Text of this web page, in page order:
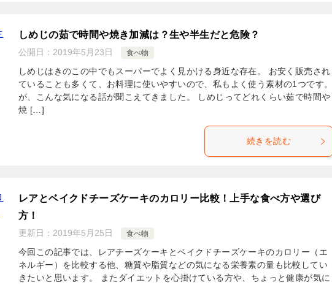
しめじの茹で時間や焼き加減は？生や半生だと危険？
公開日： 2019年5月23日 食べ物
しめじはきのこの中でもスーパーでよく見かける身近な存在。 お安く販売され
ていることも多くて、お料理に使いやすいので、私もよく使う素材の1つです。
が、こんな気になる話が聞こえてきました。 しめじってどれくらい茹で時間や
焼 […]
続きを読む
レアとベイクドチーズケーキのカロリー比較！上手な食べ方や選び
方！
更新日： 2019年5月25日 食べ物
今回この記事では、レアチーズケーキとベイクドチーズケーキのカロリー（エ
ネルギー）を比較する他、糖質や脂質などの気になる栄養素の量も比較してい
きたいと思います。 またダイエットを心掛けている方や、ちょっと健康が気に